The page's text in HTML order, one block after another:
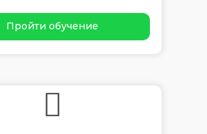
Пройти обучение